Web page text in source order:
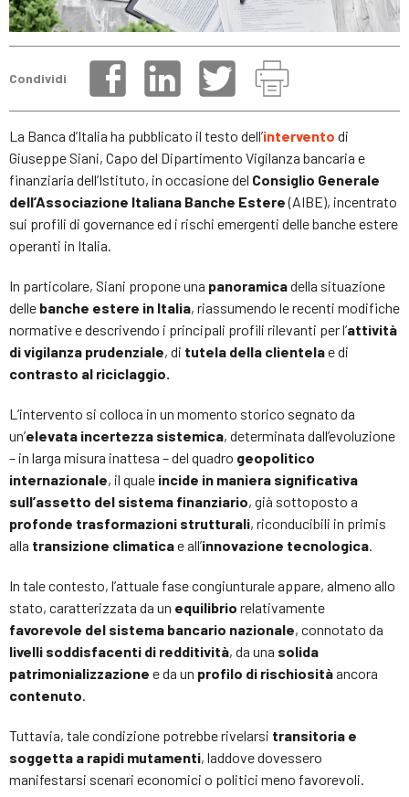
Condividi
La Banca d’Italia ha pubblicato il testo dell’intervento di
Giuseppe Siani, Capo del Dipartimento Vigilanza bancaria e
finanziaria dell’Istituto, in occasione del Consiglio Generale
dell’Associazione Italiana Banche Estere(AIBE), incentrato
sui profili di governance ed i rischi emergenti delle banche estere
operanti in Italia.
In particolare, Siani propone una panoramicadella situazione
delle banche estere in Italia, riassumendo le recenti modifiche
normative e descrivendo i principali profili rilevanti per l’attività
di vigilanza prudenziale, di tutela della clientelae di
contrasto al riciclaggio.
L’intervento si colloca in un momento storico segnato da
un’elevata incertezza sistemica, determinata dall’evoluzione
– in larga misura inattesa – del quadro geopolitico
internazionale, il quale incide in maniera significativa
sull’assetto del sistema finanziario, già sottoposto a
profonde trasformazioni strutturali, riconducibili in primis
alla transizione climaticae all’innovazione tecnologica.
In tale contesto, l’attuale fase congiunturale appare, almeno allo
stato, caratterizzata da un equilibrio relativamente
favorevole del sistema bancario nazionale, connotato da
livelli soddisfacenti di redditività, da una solida
patrimonializzazione e da un profilo di rischiositàancora
contenuto.
Tuttavia, tale condizione potrebbe rivelarsi transitoria e
soggetta a rapidi mutamenti, laddove dovessero
manifestarsi scenari economici o politici meno favorevoli.